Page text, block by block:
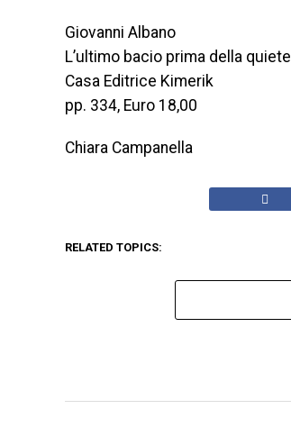
Giovanni Albano
L’ultimo bacio prima della quiete
Casa Editrice Kimerik
pp. 334, Euro 18,00
Chiara Campanella
RELATED TOPICS: